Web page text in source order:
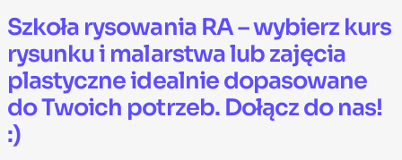
Szkoła rysowania RA – wybierz kurs
rysunku i malarstwa lub zajęcia
plastyczne idealnie dopasowane
do Twoich potrzeb. Dołącz do nas!
:)